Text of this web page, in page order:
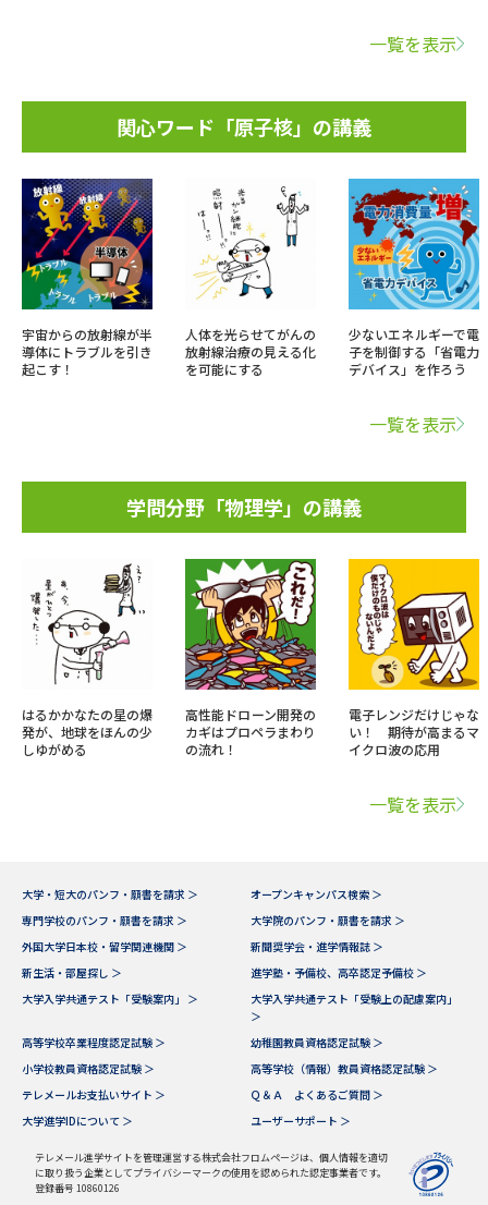
一覧を表示
関心ワード「原子核」の講義
宇宙からの放射線が半
導体にトラブルを引き
起こす！
人体を光らせてがんの
放射線治療の見える化
を可能にする
少ないエネルギーで電
子を制御する「省電力
デバイス」を作ろう
一覧を表示
学問分野「物理学」の講義
はるかかなたの星の爆
発が、地球をほんの少
しゆがめる
高性能ドローン開発の
カギはプロペラまわり
の流れ！
電子レンジだけじゃな
い！ 期待が高まるマ
イクロ波の応用
一覧を表示
大学・短大のパンフ・願書を請求 ＞
オープンキャンパス検索 ＞
専門学校のパンフ・願書を請求 ＞
大学院のパンフ・願書を請求 ＞
外国大学日本校・留学関連機関 ＞
新聞奨学会・進学情報誌 ＞
新生活・部屋探し ＞
進学塾・予備校、高卒認定予備校 ＞
大学入学共通テスト「受験案内」 ＞
大学入学共通テスト「受験上の配慮案内」
＞
高等学校卒業程度認定試験 ＞
幼稚園教員資格認定試験 ＞
小学校教員資格認定試験 ＞
高等学校（情報）教員資格認定試験 ＞
テレメールお支払いサイト ＞
Ｑ＆Ａ よくあるご質問 ＞
大学進学IDについて ＞
ユーザーサポート ＞
テレメール進学サイトを管理運営する株式会社フロムページは、個人情報を適切
に取り扱う企業としてプライバシーマークの使用を認められた認定事業者です。
登録番号 10860126